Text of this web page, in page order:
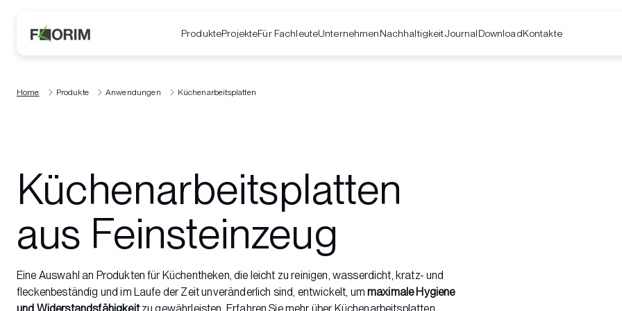
ProdukteProjekteFür FachleuteUnternehmenNachhaltigkeitJournalDownloadKontakte
Home Produkte Anwendungen Küchenarbeitsplatten
Küchenarbeitsplatten
aus Feinsteinzeug
Eine Auswahl an Produkten für Küchentheken, die leicht zu reinigen, wasserdicht, kratz- und
fleckenbeständig und im Laufe der Zeit unveränderlich sind, entwickelt, ummaximale Hygiene